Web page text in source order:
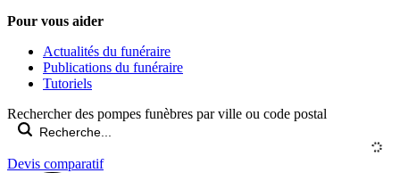
Pour vous aider
Actualités du funéraire
Publications du funéraire
Tutoriels
Rechercher des pompes funèbres par ville ou code postal
Devis comparatif